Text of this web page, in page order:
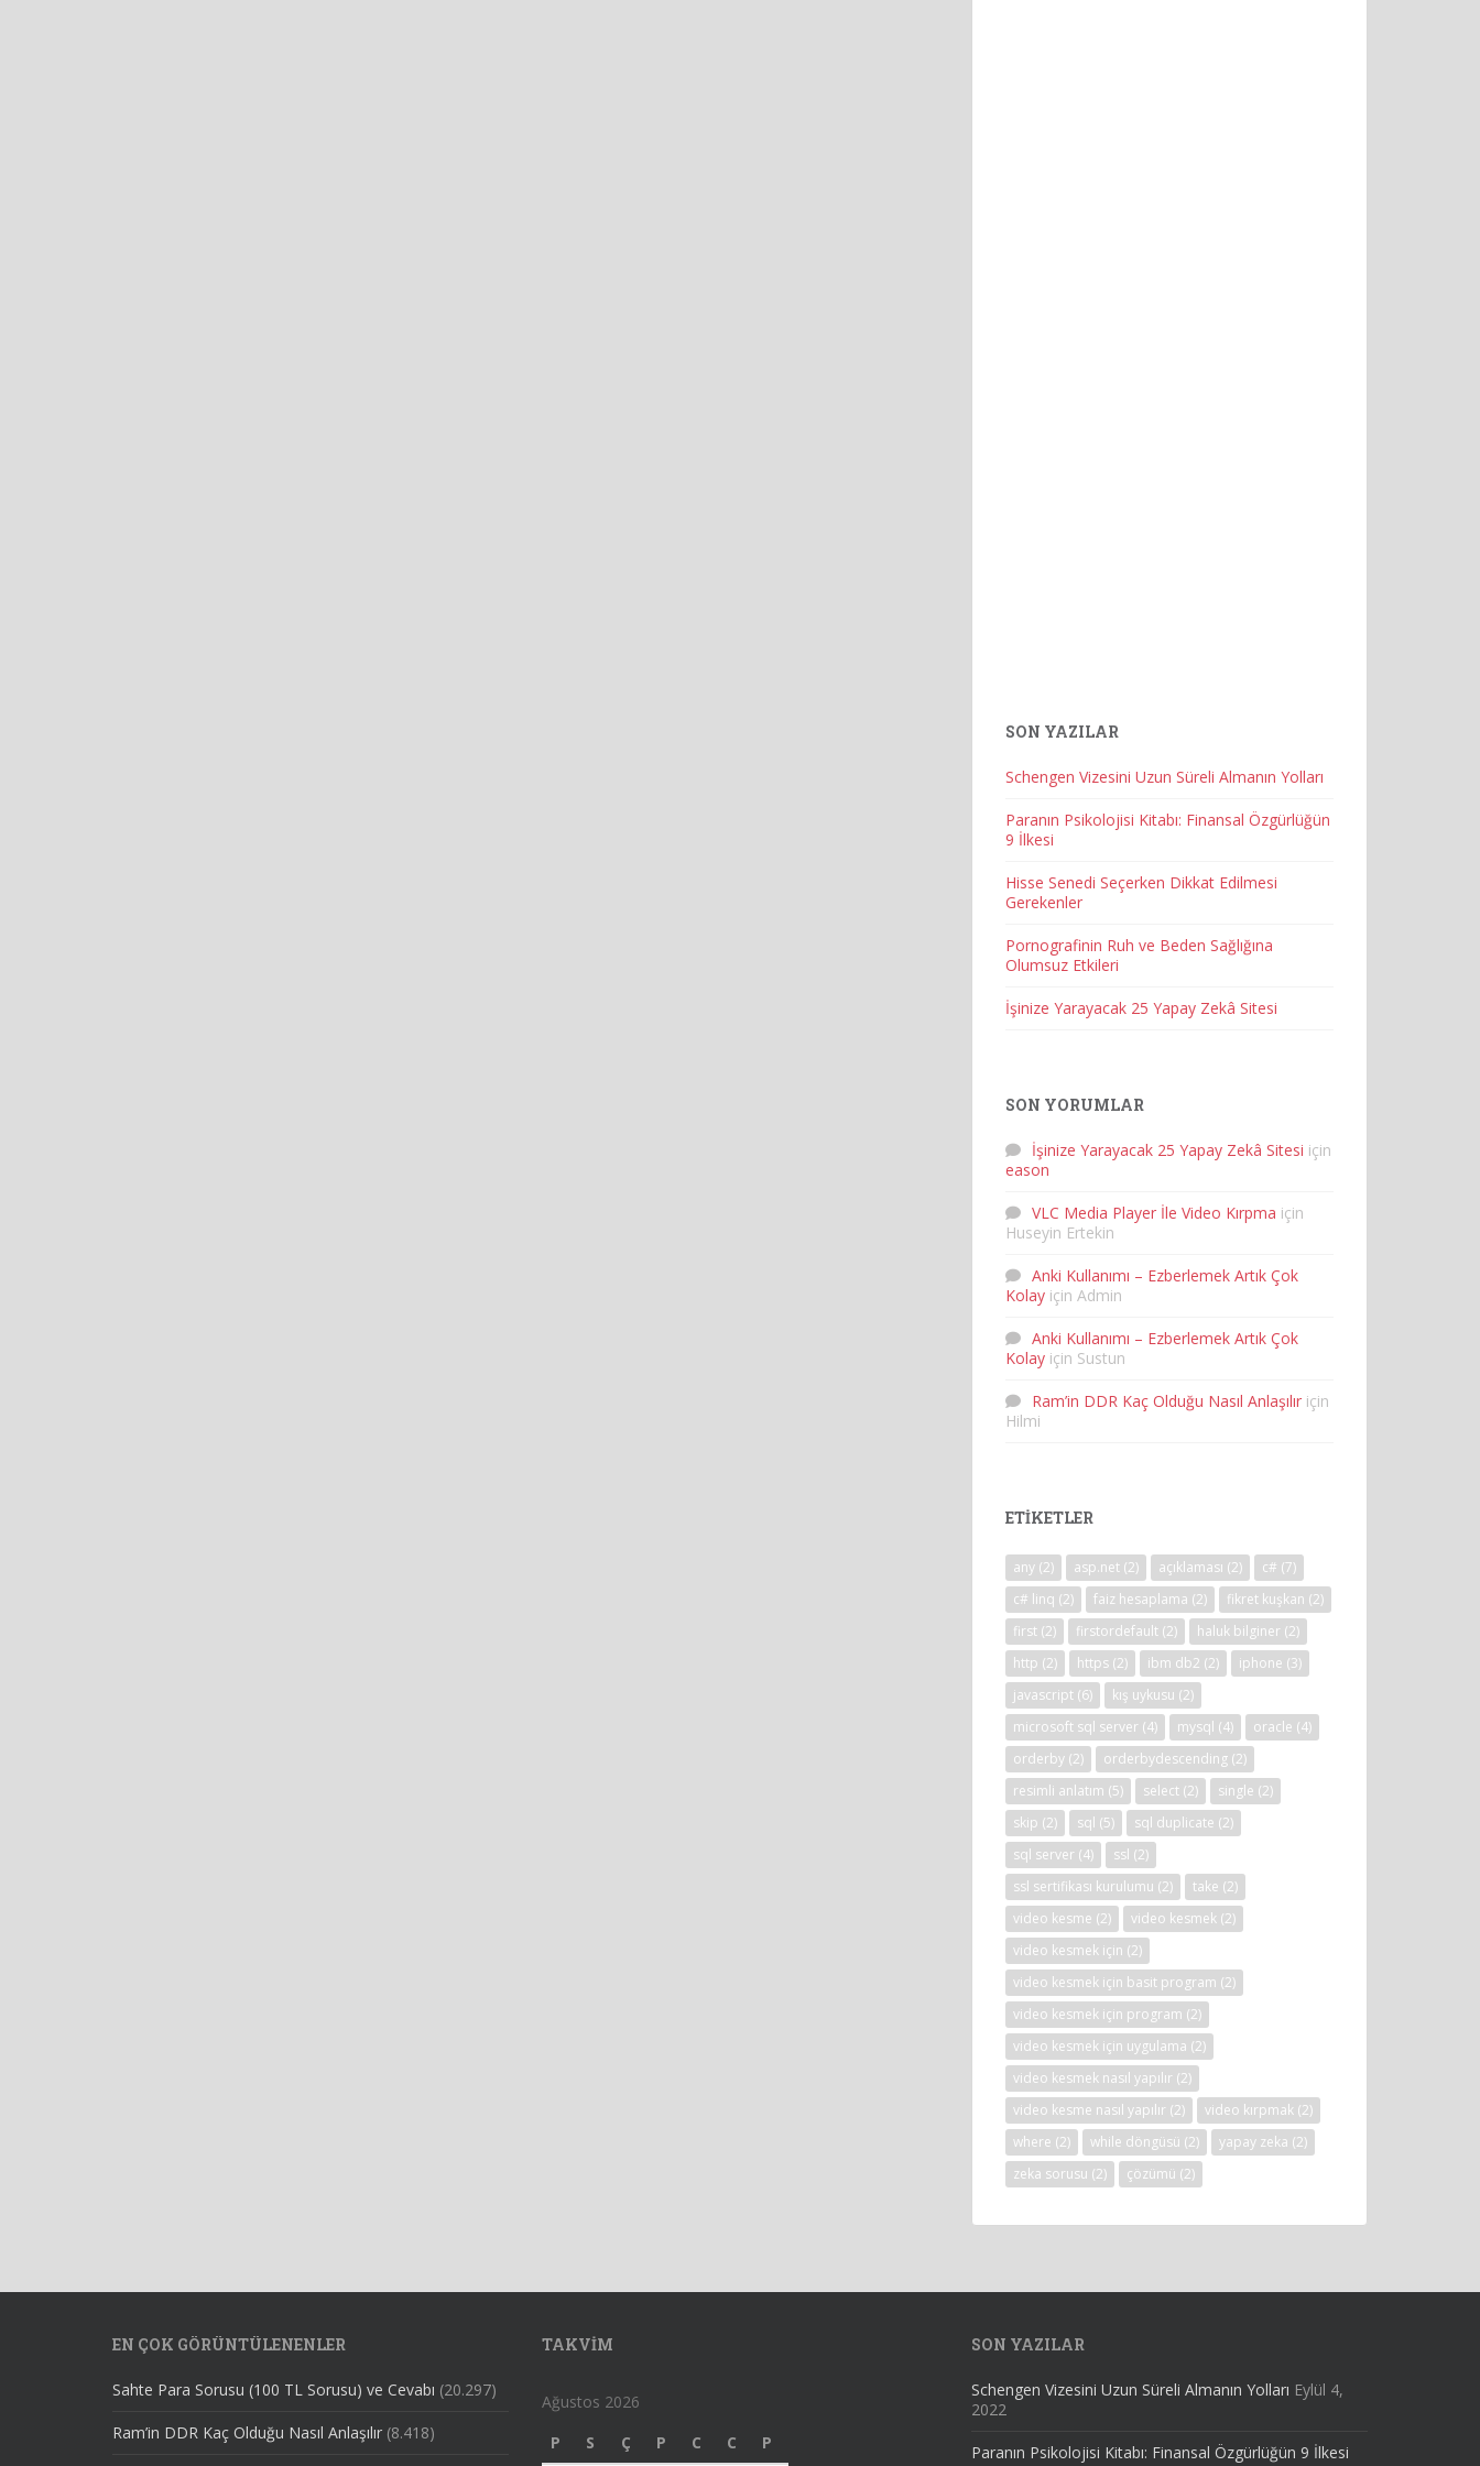
SON YAZILAR
Schengen Vizesini Uzun Süreli Almanın Yolları
Paranın Psikolojisi Kitabı: Finansal Özgürlüğün
9 İlkesi
Hisse Senedi Seçerken Dikkat Edilmesi
Gerekenler
Pornografinin Ruh ve Beden Sağlığına
Olumsuz Etkileri
İşinize Yarayacak 25 Yapay Zekâ Sitesi
SON YORUMLAR
İşinize Yarayacak 25 Yapay Zekâ Sitesi için
eason
VLC Media Player İle Video Kırpma için
Huseyin Ertekin
Anki Kullanımı – Ezberlemek Artık Çok
Kolay için Admin
Anki Kullanımı – Ezberlemek Artık Çok
Kolay için Sustun
Ram’in DDR Kaç Olduğu Nasıl Anlaşılır için
Hilmi
ETIKETLER
any (2) asp.net (2) açıklaması (2) c# (7)
c# linq (2) faiz hesaplama (2) fikret kuşkan (2)
first (2) firstordefault (2) haluk bilginer (2)
http (2) https (2) ibm db2 (2) iphone (3)
javascript (6) kış uykusu (2)
microsoft sql server (4) mysql (4) oracle (4)
orderby (2) orderbydescending (2)
resimli anlatım (5) select (2) single (2)
skip (2) sql (5) sql duplicate (2)
sql server (4) ssl (2)
ssl sertifikası kurulumu (2) take (2)
video kesme (2) video kesmek (2)
video kesmek için (2)
video kesmek için basit program (2)
video kesmek için program (2)
video kesmek için uygulama (2)
video kesmek nasıl yapılır (2)
video kesme nasıl yapılır (2) video kırpmak (2)
where (2) while döngüsü (2) yapay zeka (2)
zeka sorusu (2) çözümü (2)
EN ÇOK GÖRÜNTÜLENENLER
Sahte Para Sorusu (100 TL Sorusu) ve Cevabı (20.297)
Ram’in DDR Kaç Olduğu Nasıl Anlaşılır (8.418)
TAKVIM
Ağustos 2026
P
S Ç P C C P
SON YAZILAR
Schengen Vizesini Uzun Süreli Almanın Yolları Eylül 4,
2022
Paranın Psikolojisi Kitabı: Finansal Özgürlüğün 9 İlkesi